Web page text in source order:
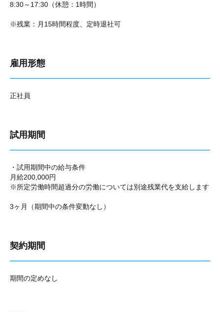
8:30～17:30（休憩：1時間）
※残業：月15時間程度、定時退社可
雇用形態
正社員
試用期間
・試用期間中の給与条件
月給200,000円
※所定労働時間超過分の労働については別途残業代を支給します
3ヶ月（期間中の条件変動なし）
契約期間
期間の定めなし